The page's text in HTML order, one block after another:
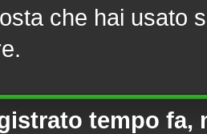
che hai usato
tempo